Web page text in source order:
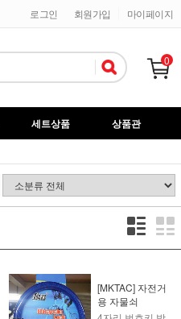
마이페이지
회원가입
로그인
0
세트상품
상품관
[MKTAC] 자전거
용 자물쇠